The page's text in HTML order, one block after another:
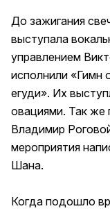
До зажигания
выступала
управлением
исполнили «Гимн
егуди». Их
овациями. Так же
Владимир
мероприятия
Шана.
Когда подошло